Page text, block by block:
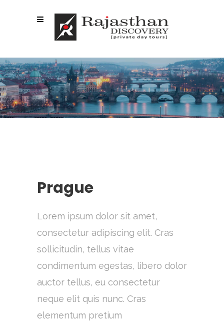
Prague
Lorem ipsum dolor sit amet,
consectetur adipiscing elit. Cras
sollicitudin, tellus vitae
condimentum egestas, libero dolor
auctor tellus, eu consectetur
neque elit quis nunc. Cras
elementum pretium